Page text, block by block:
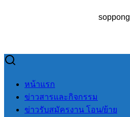
soppong
Skip
contentหน้าแรก
ข่าวสารและกิจกรรม
ข่าวรับสมัครงาน โอน/ย้าย